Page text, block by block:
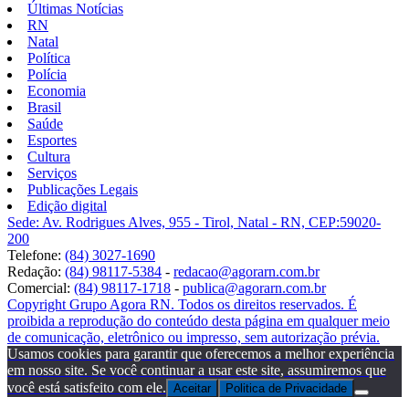
Últimas Notícias
RN
Natal
Política
Polícia
Economia
Brasil
Saúde
Esportes
Cultura
Serviços
Publicações Legais
Edição digital
Sede: Av. Rodrigues Alves, 955 - Tirol, Natal - RN, CEP:59020-
200
Telefone: (84) 3027-1690
Redação: (84) 98117-5384 - redacao@agorarn.com.br
Comercial: (84) 98117-1718 - publica@agorarn.com.br
Copyright Grupo Agora RN. Todos os direitos reservados. É
proibida a reprodução do conteúdo desta página em qualquer meio
de comunicação, eletrônico ou impresso, sem autorização prévia.
Usamos cookies para garantir que oferecemos a melhor experiência
em nosso site. Se você continuar a usar este site, assumiremos que
você está satisfeito com ele. Aceitar Politica de Privacidade